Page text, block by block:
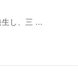
し、三 ...